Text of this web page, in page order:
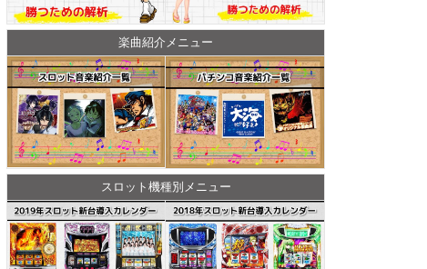
楽曲紹介メニュー
スロット機種別メニュー